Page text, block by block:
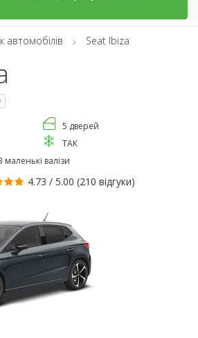
автомобілів Seat Ibiza
5 дверей
ТАК
маленькі валізи
4.73 / 5.00 (210 відгуки)